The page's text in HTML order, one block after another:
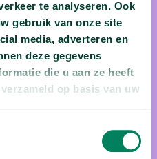
te analyseren. Ook
gebruik van onze site
media, adverteren en
deze gegevens
die u aan ze heeft
op basis van uw
dat hij wiskunde zou verder
zag hij wiskundige formules,